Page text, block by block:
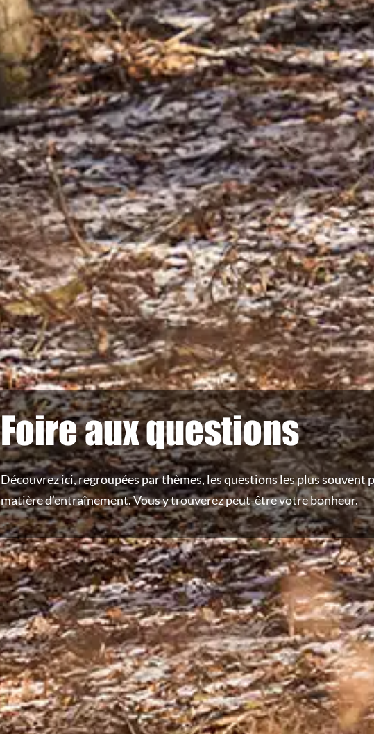
Foire aux questions
Découvrez ici, regroupées par thèmes, les questions les plus souvent
matière d’entraînement. Vous y trouverez peut-être votre bonheur.